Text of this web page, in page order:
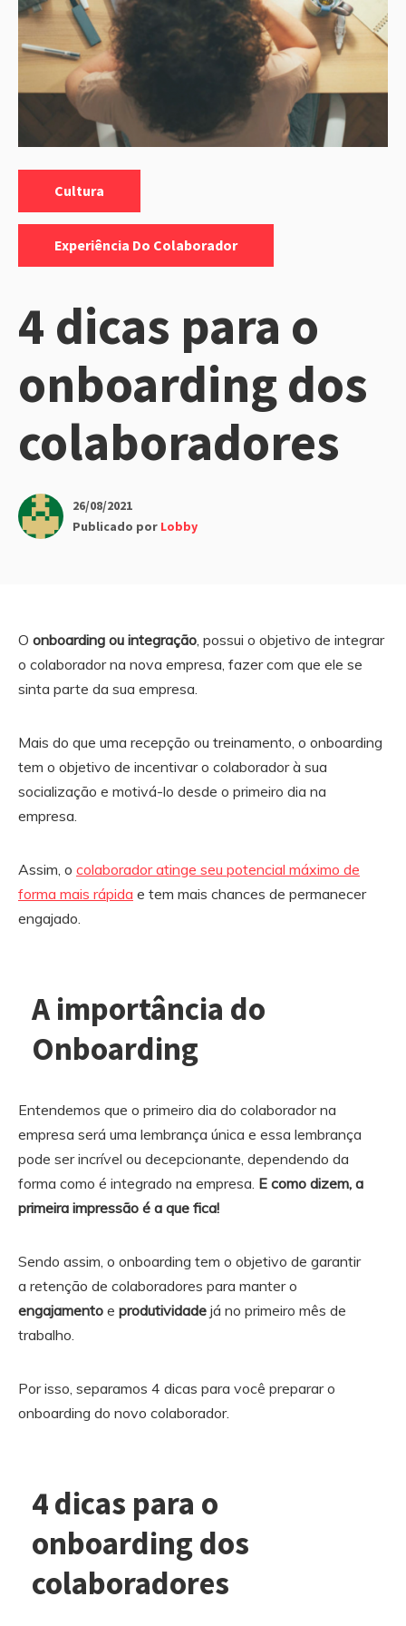
Cultura
Experiência Do Colaborador
4 dicas para o
onboarding dos
colaboradores
26/08/2021
Publicado por Lobby
O onboarding ou integração, possui o objetivo de integrar
o colaborador na nova empresa, fazer com que ele se
sinta parte da sua empresa.
Mais do que uma recepção ou treinamento, o onboarding
tem o objetivo de incentivar o colaborador à sua
socialização e motivá-lo desde o primeiro dia na
empresa.
Assim, o colaborador atinge seu potencial máximo de
forma mais rápida e tem mais chances de permanecer
engajado.
A importância do
Onboarding
Entendemos que o primeiro dia do colaborador na
empresa será uma lembrança única e essa lembrança
pode ser incrível ou decepcionante, dependendo da
forma como é integrado na empresa. E como dizem, a
primeira impressão é a que fica!
Sendo assim, o onboarding tem o objetivo de garantir
a retenção de colaboradores para manter o
engajamento e produtividade já no primeiro mês de
trabalho.
Por isso, separamos 4 dicas para você preparar o
onboarding do novo colaborador.
4 dicas para o
onboarding dos
colaboradores